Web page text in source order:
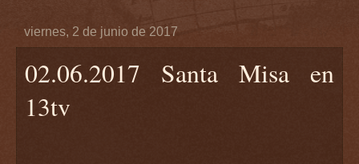
viernes, 2 de junio de 2017
02.06.2017 Santa Misa en
13tv